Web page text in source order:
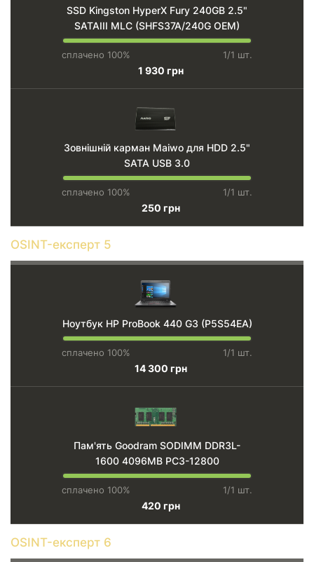
SSD Kingston HyperX Fury 240GB 2.5"
SATAIII MLC (SHFS37A/240G OEM)
сплачено 100% 1/1 шт.
1 930 грн
Зовнішній карман Maiwo для HDD 2.5"
SATA USB 3.0
сплачено 100% 1/1 шт.
250 грн
OSINT-експерт 5
Ноутбук HP ProBook 440 G3 (P5S54EA)
сплачено 100% 1/1 шт.
14 300 грн
Пам'ять Goodram SODIMM DDR3L-
1600 4096MB PC3-12800
сплачено 100% 1/1 шт.
420 грн
OSINT-експерт 6